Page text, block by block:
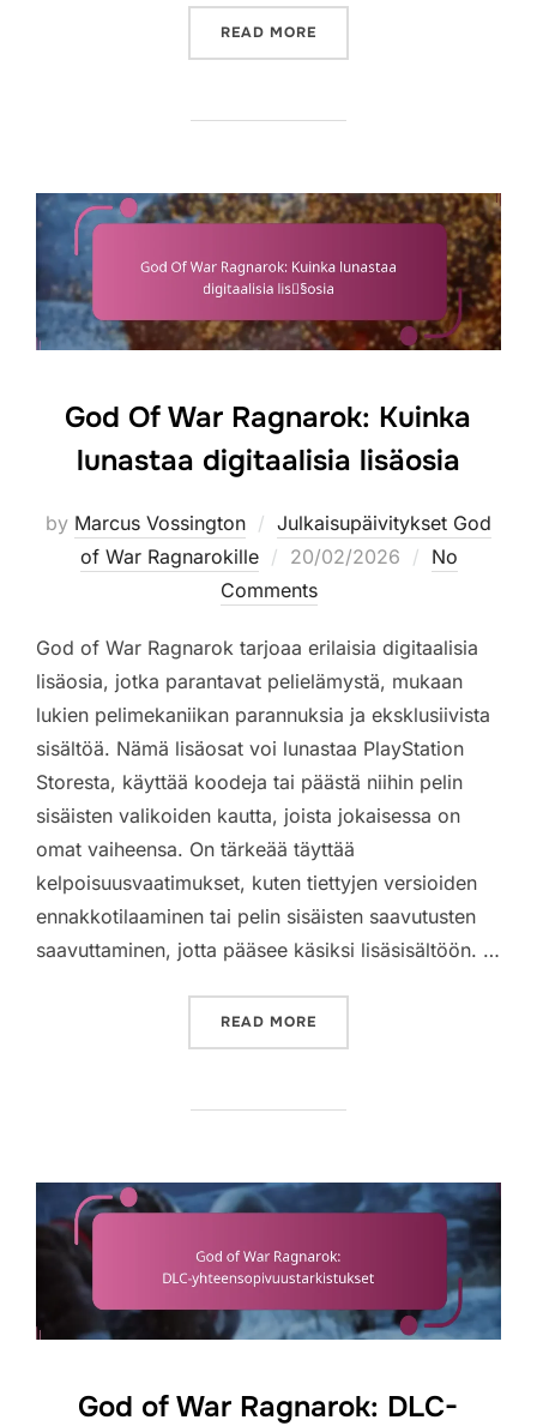
READ MORE
God Of War Ragnarok: Kuinka
lunastaa digitaalisia lisäosia
by Marcus Vossington
Julkaisupäivitykset God
of War Ragnarokille
Posted
on
20/02/2026
No
Comments
God of War Ragnarok tarjoaa erilaisia digitaalisia
lisäosia, jotka parantavat pelielämystä, mukaan
lukien pelimekaniikan parannuksia ja eksklusiivista
sisältöä. Nämä lisäosat voi lunastaa PlayStation
Storesta, käyttää koodeja tai päästä niihin pelin
sisäisten valikoiden kautta, joista jokaisessa on
omat vaiheensa. On tärkeää täyttää
kelpoisuusvaatimukset, kuten tiettyjen versioiden
ennakkotilaaminen tai pelin sisäisten saavutusten
saavuttaminen, jotta pääsee käsiksi lisäsisältöön. …
READ MORE
God of War Ragnarok: DLC-